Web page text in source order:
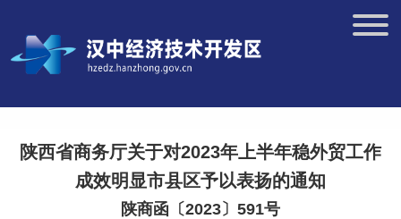
陕西省商务厅关于对2023年上半年稳外贸工作
成效明显市县区予以表扬的通知
陕商函〔2023〕591号